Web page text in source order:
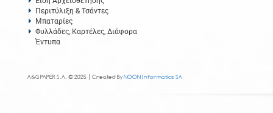
Περιτύλιξη & Τσάντες
Μπαταρίες
Φυλλάδες, Καρτέλες, Διάφορα
Έντυπα
A&G PAPER S.A. © 2025 | Created ByNOON Informatics SA